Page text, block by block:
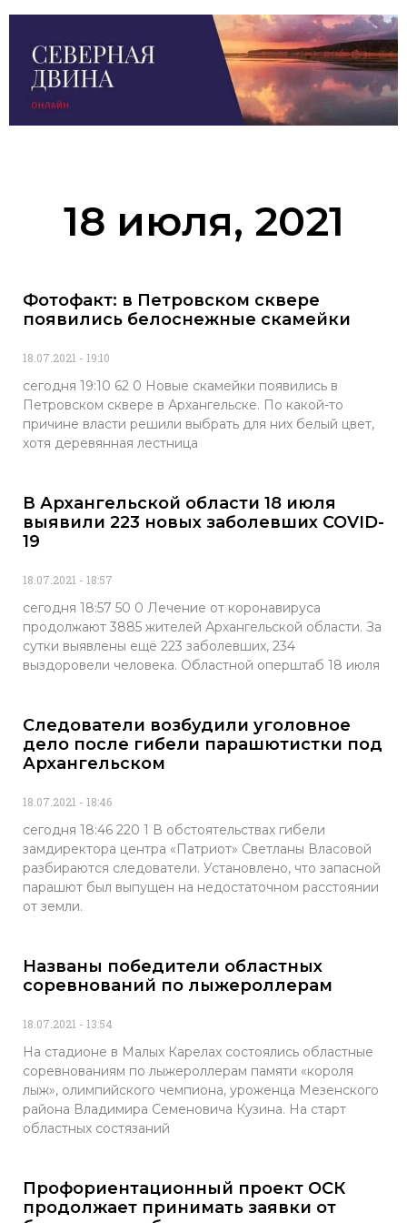
18 июля, 2021
Фотофакт: в Петровском сквере
появились белоснежные скамейки
18.07.2021 19:10
сегодня 19:10 62 0 Новые скамейки появились в
Петровском сквере в Архангельске. По какой-то
причине власти решили выбрать для них белый цвет,
хотя деревянная лестница
В Архангельской области 18 июля
выявили 223 новых заболевших COVID-
19
18.07.2021 18:57
сегодня 18:57 50 0 Лечение от коронавируса
продолжают 3885 жителей Архангельской области. За
сутки выявлены ещё 223 заболевших, 234
выздоровели человека. Областной оперштаб 18 июля
Следователи возбудили уголовное
дело после гибели парашютистки под
Архангельском
18.07.2021 18:46
сегодня 18:46 220 1 В обстоятельствах гибели
замдиректора центра «Патриот» Светланы Власовой
разбираются следователи. Установлено, что запасной
парашют был выпущен на недостаточном расстоянии
от земли.
Названы победители областных
соревнований по лыжероллерам
18.07.2021 13:54
На стадионе в Малых Карелах состоялись областные
соревнованиям по лыжероллерам памяти «короля
лыж», олимпийского чемпиона, уроженца Мезенского
района Владимира Семеновича Кузина. На старт
областных состязаний
Профориентационный проект ОСК
продолжает принимать заявки от